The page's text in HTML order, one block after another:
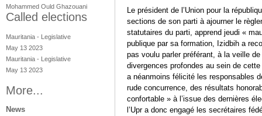
Le président de l’Union pour la
sections de son parti à ajourner le
statutaires du parti, apprend jeudi «
publique par sa formation, Izidbih a
pas voulu parler préférant, à la veille
divergences profondes au sein de
a néanmoins félicité les responsables
rude concurrence, des résultats
confortable » à l’issue des dernières
l’Upr a donc engagé les secrétaires
Mohammed Ould Ghazouani
Called elections
Mauritania - Legislative
May 13 2023
Mauritania - Legislative
May 13 2023
More...
News